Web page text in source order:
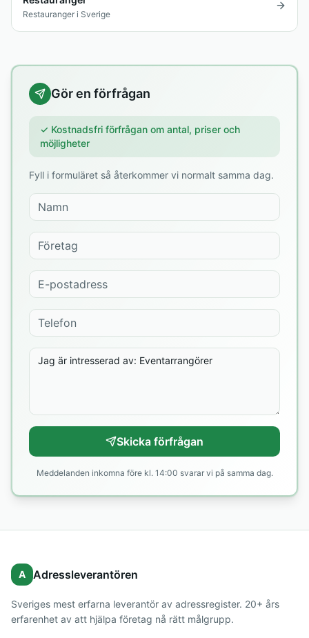
Restauranger i Sverige
Gör en förfrågan
✓ Kostnadsfri förfrågan om antal, priser och
möjligheter
Fyll i formuläret så återkommer vi normalt samma dag.
Skicka förfrågan
Meddelanden inkomna före kl. 14:00 svarar vi på samma dag.
A Adressleverantören
Sveriges mest erfarna leverantör av adressregister. 20+ års
erfarenhet av att hjälpa företag nå rätt målgrupp.